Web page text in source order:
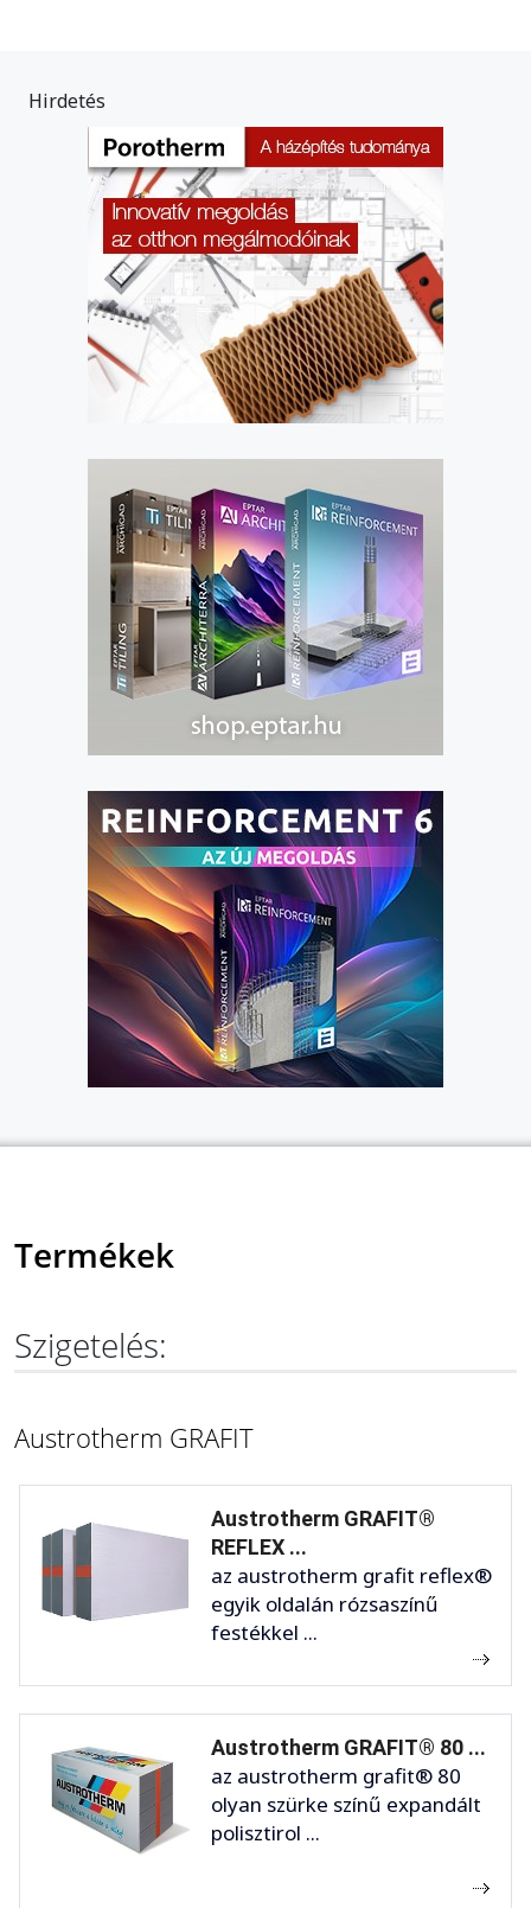
Hirdetés
Termékek
Szigetelés:
Austrotherm GRAFIT
Austrotherm GRAFIT®
REFLEX ...
az austrotherm grafit reflex®
egyik oldalán rózsaszínű
festékkel ...
Austrotherm GRAFIT® 80 ...
az austrotherm grafit® 80
olyan szürke színű expandált
polisztirol ...